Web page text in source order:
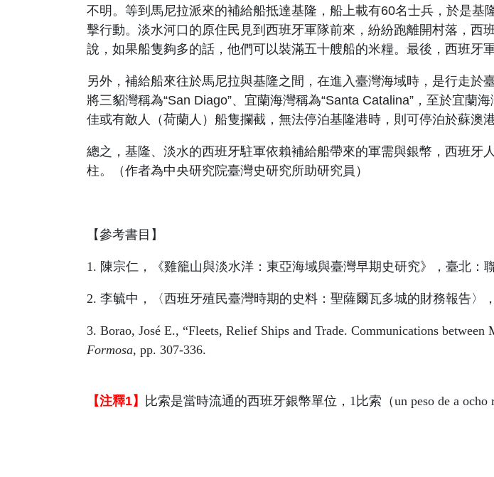
不明。等到馬尼拉派來的補給船抵達基隆，船上載有60名士兵，於是基
擊行動。淡水河口的原住民見到西班牙軍隊前來，紛紛跑離開村落，
說，如果船隻夠多的話，他們可以裝滿五十艘船的米糧。最後，西班牙
另外，補給船來往於馬尼拉與基隆之間，在進入臺灣海域時，是行走於
將三貂灣稱為“San Diago”、宜蘭海灣稱為“Santa Catalina” ，至於宜蘭
佳或有敵人（荷蘭人）船隻攔截，無法停泊基隆港時，則可停泊於蘇澳
總之， 基隆、淡水的西班牙駐軍依賴補給船帶來的軍需與銀幣，西班
柱。
（作者為中央研究院臺灣史研究所助研究員）
【參考書目】
1. 陳宗仁，《雞籠山與淡水洋：東亞海域與臺灣早期史研究》，臺北：
2. 李毓中，〈西班牙殖民臺灣時期的史料：聖薩爾瓦多城的財務報告〉
3. Borao, José E., “Fleets, Relief Ships and Trade. Communications
Formosa, pp. 307-336.
【注釋1】 比索是當時流通的西班牙銀幣單位， 1 比索 （un peso de a ocho